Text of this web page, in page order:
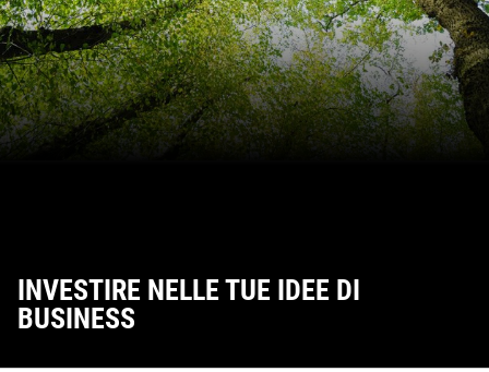
INVESTIRE NELLE TUE IDEE DI
BUSINESS